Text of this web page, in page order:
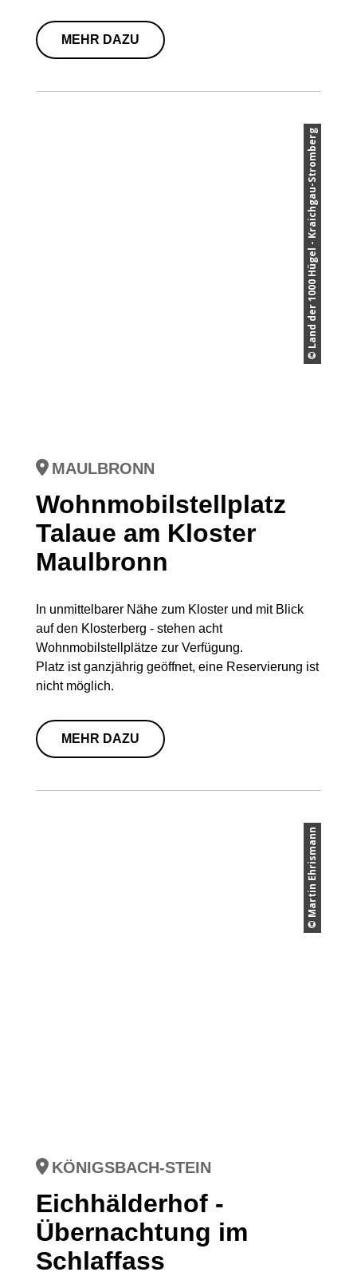
MEHR DAZU
© Land der 1000 Hügel - Kraichgau-Stromberg
MAULBRONN
Wohnmobilstellplatz
Talaue am Kloster
Maulbronn
In unmittelbarer Nähe zum Kloster und mit Blick
auf den Klosterberg - stehen acht
Wohnmobilstellplätze zur Verfügung.
Platz ist ganzjährig geöffnet, eine Reservierung ist
nicht möglich.
MEHR DAZU
© Martin Ehrismann
KÖNIGSBACH-STEIN
Eichhälderhof -
Übernachtung im
Schlaffass